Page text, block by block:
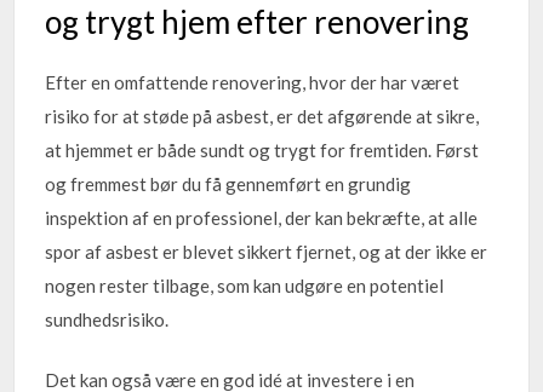
og trygt hjem efter renovering
Efter en omfattende renovering, hvor der har været
risiko for at støde på asbest, er det afgørende at sikre,
at hjemmet er både sundt og trygt for fremtiden. Først
og fremmest bør du få gennemført en grundig
inspektion af en professionel, der kan bekræfte, at alle
spor af asbest er blevet sikkert fjernet, og at der ikke er
nogen rester tilbage, som kan udgøre en potentiel
sundhedsrisiko.
Det kan også være en god idé at investere i en